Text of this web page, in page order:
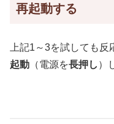
再起動する
上記1～3を試しても
起動 （電源を長押し ）